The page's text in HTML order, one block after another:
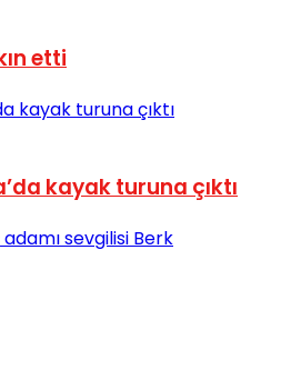
etti
kayak turuna çıktı